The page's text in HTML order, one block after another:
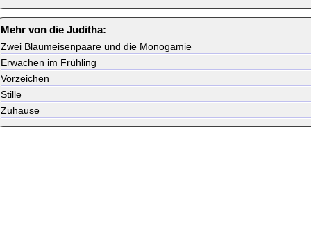
Mehr von die Juditha:
Zwei Blaumeisenpaare und die Monogamie
Erwachen im Frühling
Vorzeichen
Stille
Zuhause